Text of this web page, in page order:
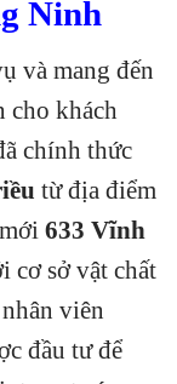
Ninh
và mang đến
cho khách
chính thức
từ địa điểm
633 Vĩnh
cơ sở vật chất
viên
đầu tư để